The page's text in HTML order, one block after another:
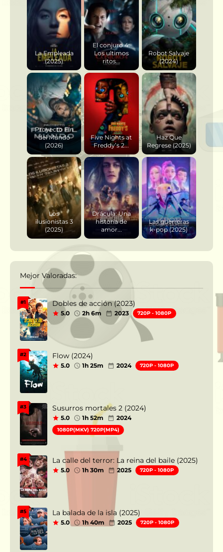
La Empleada
(2025)
El conjuro 4:
Los ultimos
ritos...
Robot Salvaje
(2024)
Proyecto Fin
del Mundo
(2026)
Five Nights at
Freddy’s 2...
Haz Que
Regrese (2025)
Los
ilusionistas 3
(2025)
Drácula: Una
historia de
amor...
Las guerreras
k-pop (2025)
Mejor Valoradas:
#1 Dobles de acción (2023)
5.0 2h 6m 2023 720P - 1080P
#2 Flow (2024)
5.0 1h 25m 2024 720P - 1080P
#3 Susurros mortales 2 (2024)
5.0 1h 52m 2024
1080P(MKV) 720P(MP4)
#4 La calle del terror: La reina del baile (2025)
5.0 1h 30m 2025 720P - 1080P
#5 La balada de la isla (2025)
5.0 1h 40m 2025 720P - 1080P